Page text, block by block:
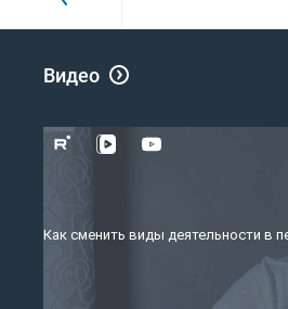
Видео
Как сменить виды деятельности в